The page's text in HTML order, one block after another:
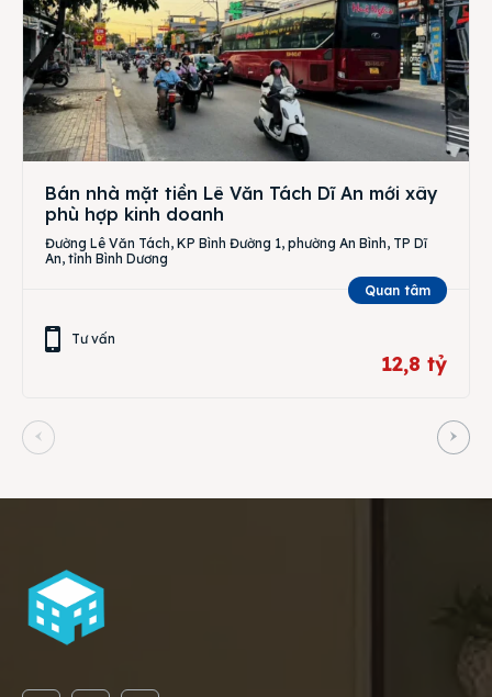
Bán nhà mặt tiền Lê Văn Tách Dĩ An mới xây
phù hợp kinh doanh
Đường Lê Văn Tách, KP Bình Đường 1, phường An Bình, TP Dĩ
An, tỉnh Bình Dương
Quan tâm
Tư vấn
12,8 tỷ